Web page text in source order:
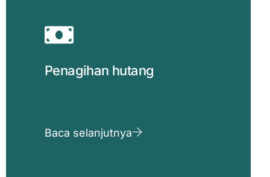
Penagihan hutang
Baca selanjutnya